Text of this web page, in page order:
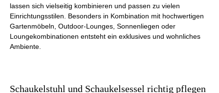
lassen sich vielseitig kombinieren und passen zu vielen
Einrichtungsstilen. Besonders in Kombination mit hochwertigen
Gartenmöbeln, Outdoor-Lounges, Sonnenliegen oder
Loungekombinationen entsteht ein exklusives und wohnliches
Ambiente.
Schaukelstuhl und Schaukelsessel richtig pflegen